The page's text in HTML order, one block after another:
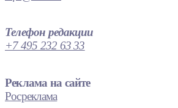
Телефон редакции
+7 495 232 63 33
Реклама на сайте
Росреклама